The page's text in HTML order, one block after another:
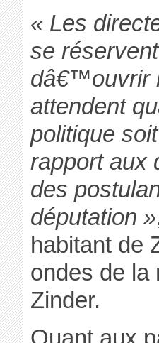
« Les
se
dâ€™ouvrir
attendent
politique
rapport aux
des
députation »
habitant de
ondes de la
Zinder.
Quant aux